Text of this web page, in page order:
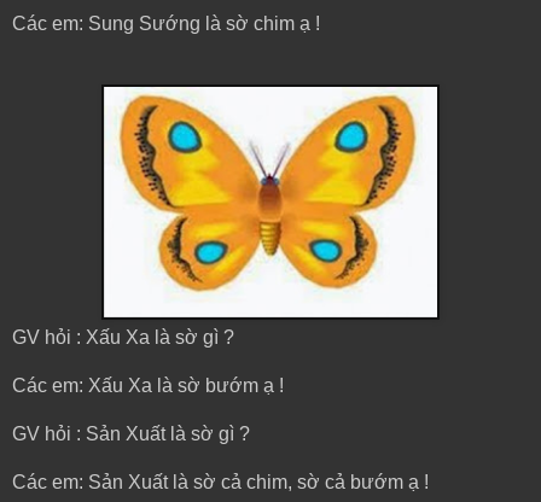
Các em: Sung Sướng là sờ chim ạ !
GV hỏi : Xấu Xa là sờ gì ?
Các em: Xấu Xa là sờ bướm ạ !
GV hỏi : Sản Xuất là sờ gì ?
Các em: Sản Xuất là sờ cả chim, sờ cả bướm ạ !